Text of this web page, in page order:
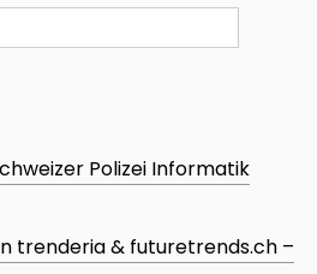
Polizei Informatik
trenderia & futuretrends.ch –